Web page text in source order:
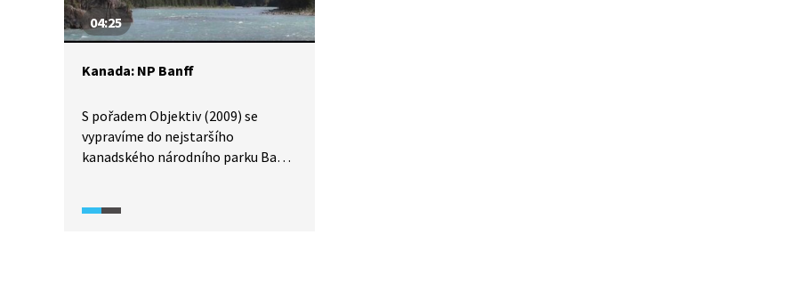
druhům rostlin v této oblasti patří
vysokohorské bromélie.
04:25
Kanada: NP Banff
S pořadem Objektiv (2009) se
vypravíme do nejstaršího
kanadského národního parku Banff.
rozmanitou místní faunu